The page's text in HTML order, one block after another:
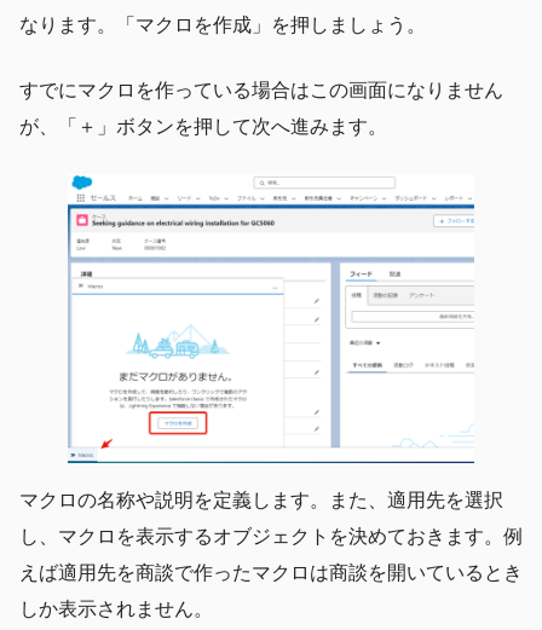
なります。「マクロを作成」を押しましょう。
すでにマクロを作っている場合はこの画面になりません
が、「＋」ボタンを押して次へ進みます。
マクロの名称や説明を定義します。また、適用先を選択
し、マクロを表示するオブジェクトを決めておきます。例
えば適用先を商談で作ったマクロは商談を開いているとき
しか表示されません。